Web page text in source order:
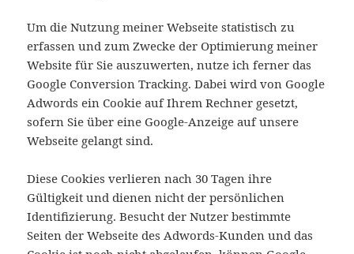
Um die Nutzung meiner Webseite statistisch zu
erfassen und zum Zwecke der Optimierung meiner
Website für Sie auszuwerten, nutze ich ferner das
Google Conversion Tracking. Dabei wird von Google
Adwords ein Cookie auf Ihrem Rechner gesetzt,
sofern Sie über eine Google-Anzeige auf unsere
Webseite gelangt sind.
Diese Cookies verlieren nach 30 Tagen ihre
Gültigkeit und dienen nicht der persönlichen
Identifizierung. Besucht der Nutzer bestimmte
Seiten der Webseite des Adwords-Kunden und das